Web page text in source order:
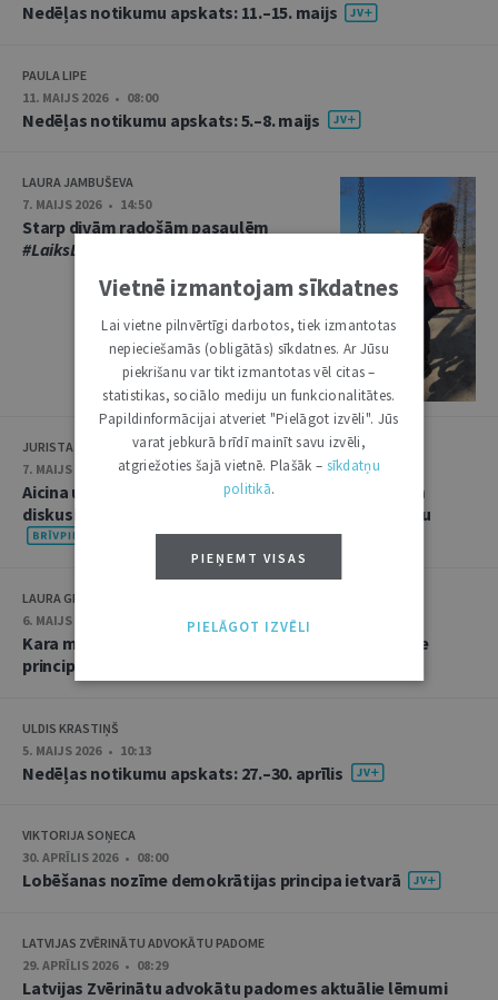
Nedēļas notikumu apskats: 11.–15. maijs
PAULA LIPE
11. MAIJS 2026 • 08:00
Nedēļas notikumu apskats: 5.–8. maijs
LAURA JAMBUŠEVA
7. MAIJS 2026 • 14:50
Starp divām radošām pasaulēm
#LaiksLasīt
JURISTA VĀRDS
7. MAIJS 2026 • 14:40
Aicina uz "Jurista Vārda" maija numura atvēršanu un
diskusiju par Eiropas Savienības tiesību piemērošanu
LAURA GRODZE
6. MAIJS 2026 • 15:00
Kara medicīnas jēdziens un tās īstenošanas tiesiskie
principi (II)
ULDIS KRASTIŅŠ
5. MAIJS 2026 • 10:13
Nedēļas notikumu apskats: 27.–30. aprīlis
VIKTORIJA SOŅECA
30. APRĪLIS 2026 • 08:00
Lobēšanas nozīme demokrātijas principa ietvarā
LATVIJAS ZVĒRINĀTU ADVOKĀTU PADOME
29. APRĪLIS 2026 • 08:29
Latvijas Zvērinātu advokātu padomes aktuālie lēmumi
Vietnē izmantojam sīkdatnes
Lai vietne pilnvērtīgi darbotos, tiek izmantotas
nepieciešamās (obligātās) sīkdatnes. Ar Jūsu
piekrišanu var tikt izmantotas vēl citas –
statistikas, sociālo mediju un funkcionalitātes.
Papildinformācijai atveriet "Pielāgot izvēli". Jūs
varat jebkurā brīdī mainīt savu izvēli,
atgriežoties šajā vietnē. Plašāk – sīkdatņu
politikā.
PIEŅEMT VISAS
PIELĀGOT IZVĒLI